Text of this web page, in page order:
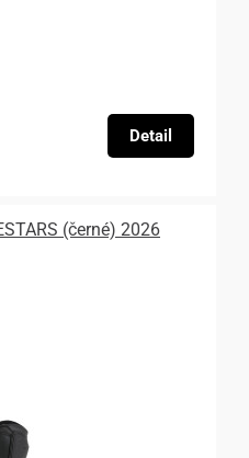
Detail
(černé) 2026